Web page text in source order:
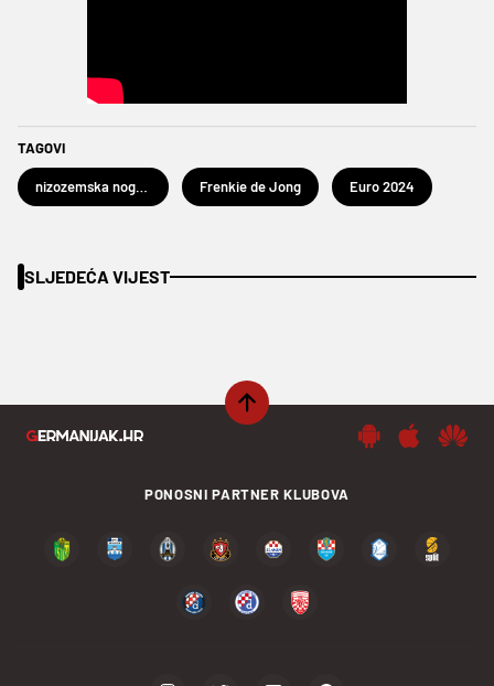
TAGOVI
Frenkie de Jong Euro 2024
SLJEDEĆA VIJEST
PONOSNI PARTNER KLUBOVA